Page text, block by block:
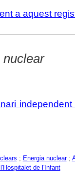
a aquest
; Energia nuclear;
de l'Infant